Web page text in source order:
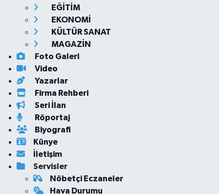
EĞİTİM
EKONOMİ
KÜLTÜR SANAT
MAGAZİN
Foto Galeri
Video
Yazarlar
Firma Rehberi
Seri İlan
Röportaj
Biyografi
Künye
İletişim
Servisler
Nöbetçi Eczaneler
Hava Durumu